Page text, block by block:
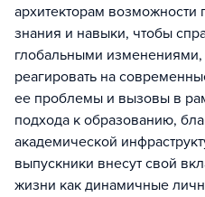
архитекторам
знания и навыки, чтобы
глобальными изменениями,
реагировать на
ее проблемы и вызовы в
подхода к образованию,
академической
выпускники внесут свой
жизни как динамичные